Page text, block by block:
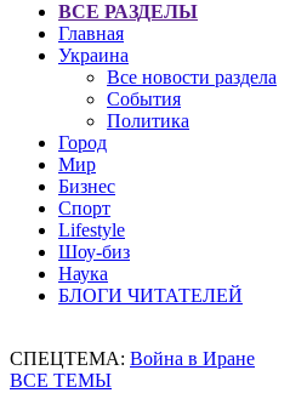
ВСЕ РАЗДЕЛЫ
Главная
Украина
Все новости раздела
События
Политика
Город
Мир
Бизнес
Спорт
Lifestyle
Шоу-биз
Наука
БЛОГИ ЧИТАТЕЛЕЙ
СПЕЦТЕМА: Война в Иране
ВСЕ ТЕМЫ